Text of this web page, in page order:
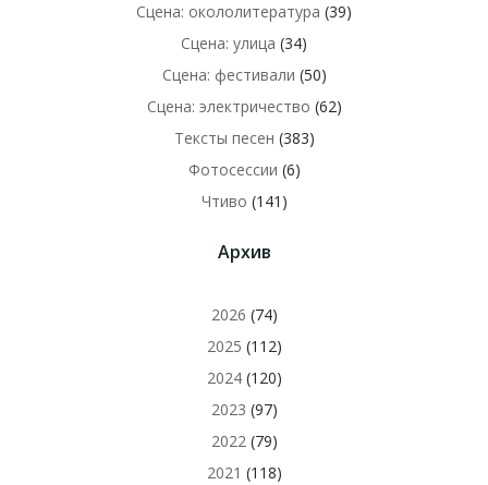
Сцена: окололитература (39)
Сцена: улица (34)
Сцена: фестивали (50)
Сцена: электричество (62)
Тексты песен (383)
Фотосессии (6)
Чтиво (141)
Архив
2026 (74)
2025 (112)
2024(120)
2023 (97)
2022(79)
2021 (118)